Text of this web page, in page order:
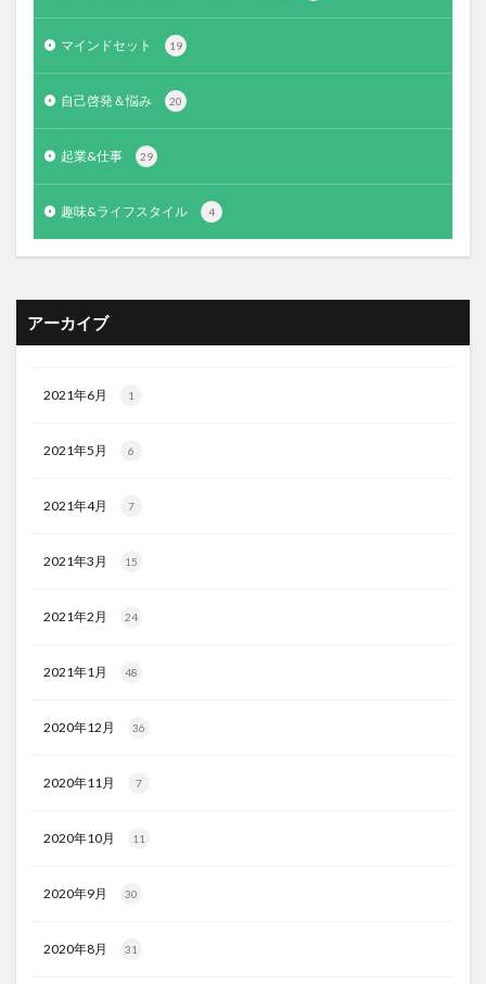
マインドセット 19
自己啓発＆悩み 20
起業&仕事 29
趣味&ライフスタイル 4
アーカイブ
2021年6月 1
2021年5月 6
2021年4月 7
2021年3月 15
2021年2月 24
2021年1月 48
2020年12月 36
2020年11月 7
2020年10月 11
2020年9月 30
2020年8月 31